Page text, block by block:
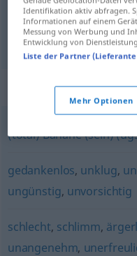
sich dummstellen
преструвам(odправя)
(total) Banane (sein)
gedankenlos, unklug,
ungünstig, unvorsichtig
schlecht, schlimm,
unangenehm,
Identifikation aktiv abfragen.
Informationen auf einem
Messung von Werbung und
Entwicklung von
Liste der Partner
Mehr Optionen